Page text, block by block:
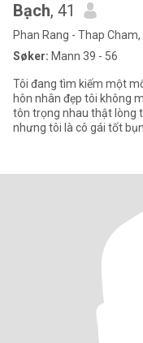
Bạch, 41
Phan Rang - Thap
Søker: Mann 39 - 56
Tôi đang tìm kiếm một
hôn nhân đẹp tôi không
tôn trọng nhau thật lòng
nhưng tôi là cô gái tốt